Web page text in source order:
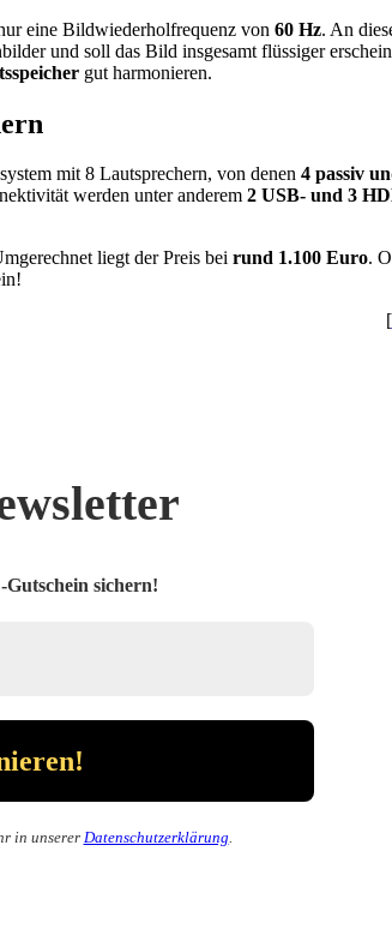
eine Bildwiederholfrequenz von 60 Hz. An
und soll das Bild insgesamt flüssiger
gut harmonieren.
mit 8 Lautsprechern, von denen 4 passiv
werden unter anderem 2 USB- und 3
liegt der Preis bei rund 1.100 Euro.
[
sichern!
in unserer Datenschutzerklärung.